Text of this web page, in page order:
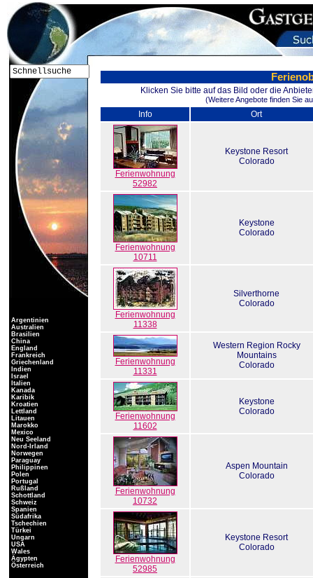
Klicken Sie bitte auf das Bild oder die
(Weitere Angebote finden Sie
Info Ort
Ferienwohnung
52982
Keystone Resort
Colorado
Ferienwohnung
10711
Keystone
Colorado
Ferienwohnung
11338
Silverthorne
Colorado
Ferienwohnung
11331
Western Region Rocky
Mountains
Colorado
Ferienwohnung
11602
Keystone
Colorado
Ferienwohnung
10732
Aspen Mountain
Colorado
Ferienwohnung
52985
Keystone Resort
Colorado
Argentinien
Australien
Brasilien
China
England
Frankreich
Griechenland
Indien
Israel
Italien
Kanada
Karibik
Kroatien
Lettland
Litauen
Marokko
Mexico
Neu Seeland
Nord-Irland
Norwegen
Paraguay
Philippinen
Polen
Portugal
Rußland
Schottland
Schweiz
Spanien
Südafrika
Tschechien
Türkei
Ungarn
USA
Wales
Ägypten
Österreich